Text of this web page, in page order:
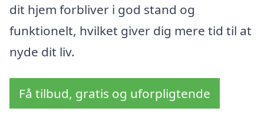
dit hjem forbliver i god stand og
funktionelt, hvilket giver dig mere tid til at
nyde dit liv.
Få tilbud, gratis og uforpligtende